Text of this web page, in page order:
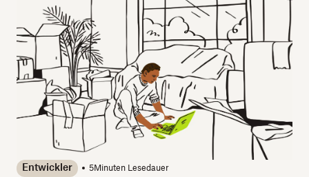
Entwickler 5Minuten Lesedauer